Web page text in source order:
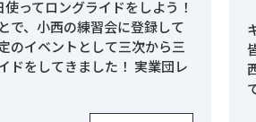
ってロングライドをしよう！
で、小西の練習会に登録して
のイベントとして三次から三
ドをしてきました！ 実業団レ